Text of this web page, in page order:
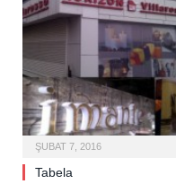
ŞUBAT 7, 2016
Tabela